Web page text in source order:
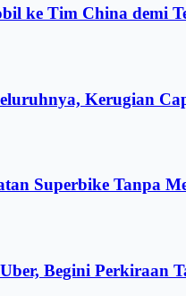
ke Tim China demi
Kerugian
Superbike Tanpa
Begini Perkiraan